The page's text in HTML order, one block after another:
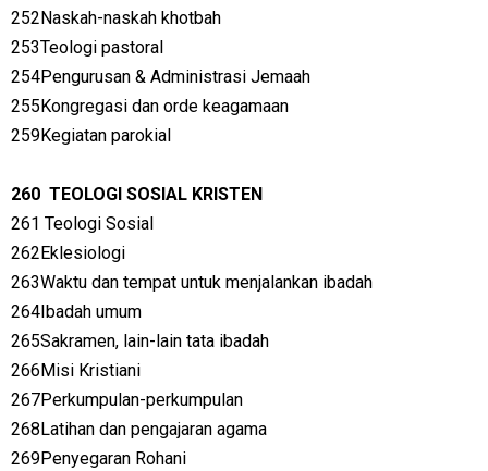
252Naskah-naskah khotbah
253Teologi pastoral
254Pengurusan & Administrasi Jemaah
255Kongregasi dan orde keagamaan
259Kegiatan parokial
260 TEOLOGI SOSIAL KRISTEN
261 Teologi Sosial
262Eklesiologi
263Waktu dan tempat untuk menjalankan ibadah
264Ibadah umum
265Sakramen, lain-lain tata ibadah
266Misi Kristiani
267Perkumpulan-perkumpulan
268Latihan dan pengajaran agama
269Penyegaran Rohani